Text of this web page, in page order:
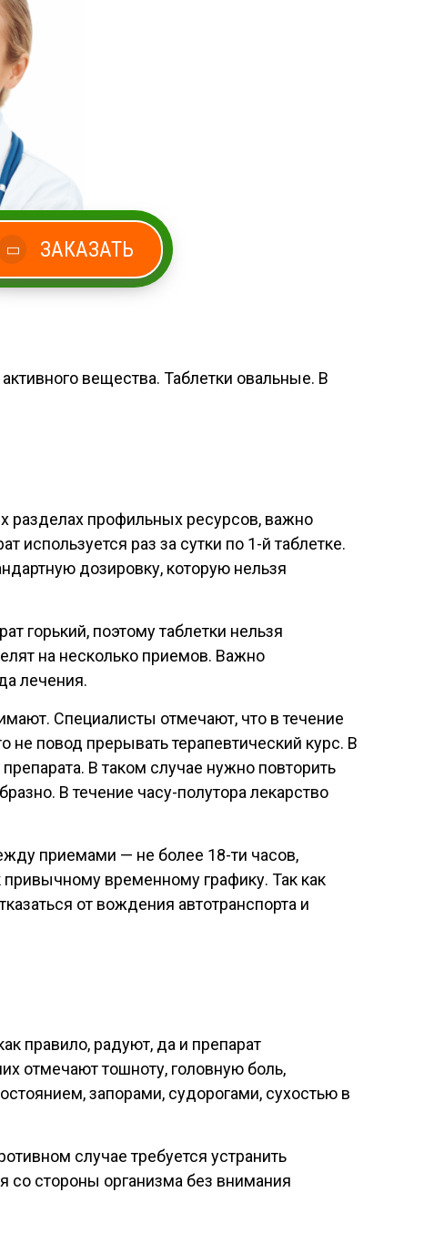
ЗАКАЗАТЬ
вещества. Таблетки овальные. В
разделах профильных ресурсов, важно
используется раз за сутки по 1-й таблетке.
дозировку, которую нельзя
горький, поэтому таблетки нельзя
на несколько приемов. Важно
лечения.
Специалисты отмечают, что в течение
повод прерывать терапевтический курс. В
В таком случае нужно повторить
В течение часу-полутора лекарство
приемами — не более 18-ти часов,
временному графику. Так как
от вождения автотранспорта и
правило, радуют, да и препарат
отмечают тошноту, головную боль,
запорами, судорогами, сухостью в
случае требуется устранить
со стороны организма без внимания